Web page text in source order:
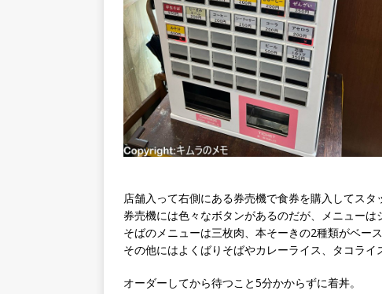
店舗入って右側にある券売機で食券を購入してスタ
券売機には色々なボタンがあるのだが、メニューは
そばのメニューは三枚肉、本そーきの2種類がベー
その他にはよくばりそばやカレーライス、タコライ
オーダーしてから待つこと5分かからずに着丼。